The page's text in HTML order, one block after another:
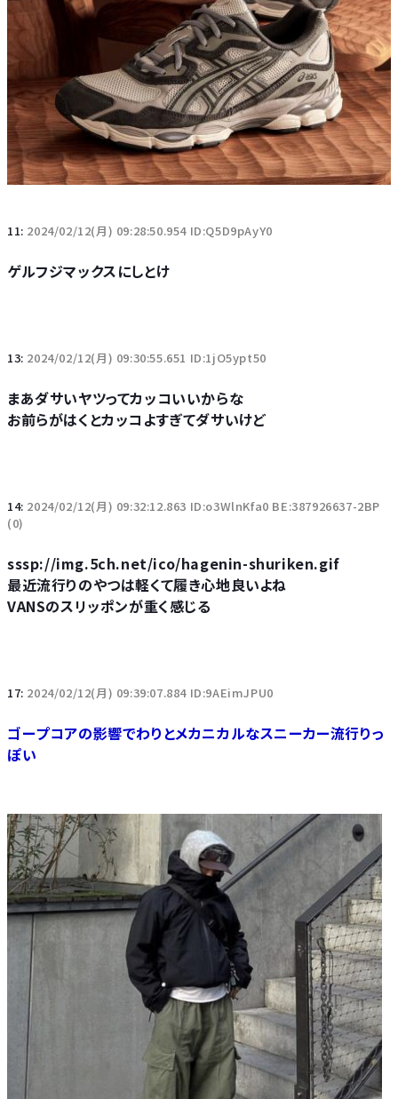
11: 2024/02/12(月) 09:28:50.954 ID:Q5D9pAyY0
ゲルフジマックスにしとけ
13: 2024/02/12(月) 09:30:55.651 ID:1jO5ypt50
まあダサいヤツってカッコいいからな
お前らがはくとカッコよすぎてダサいけど
14: 2024/02/12(月) 09:32:12.863 ID:o3WlnKfa0 BE:387926637-2BP
(0)
sssp://img.5ch.net/ico/hagenin-shuriken.gif
最近流行りのやつは軽くて履き心地良いよね
VANSのスリッポンが重く感じる
17: 2024/02/12(月) 09:39:07.884 ID:9AEimJPU0
ゴープコアの影響でわりとメカニカルなスニーカー流行りっ
ぽい